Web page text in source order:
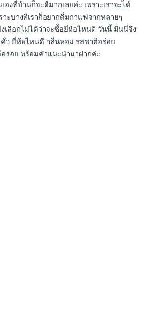
งที่บ้านก็จะดีมากเลยค่ะ เพราะเราจะได้
าะบางทีเราก็อยากดื่มกาแฟจากหลายๆ
เลือกไม่ได้ว่าจะซื้อยี่ห้อไหนดี วันนี้ มินนี่จึง
คั่ว ยี่ห้อไหนดี กลิ่นหอม รสชาติอร่อย
ร่อย พร้อมคำแนะนำมาฝากค่ะ